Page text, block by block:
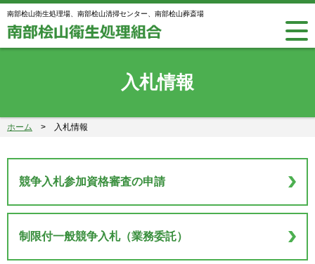
南部桧山衛生処理場、南部桧山清掃センター、南部桧山葬斎場
入札情報
ホーム > 入札情報
競争入札参加資格審査の申請
制限付一般競争入札（業務委託）